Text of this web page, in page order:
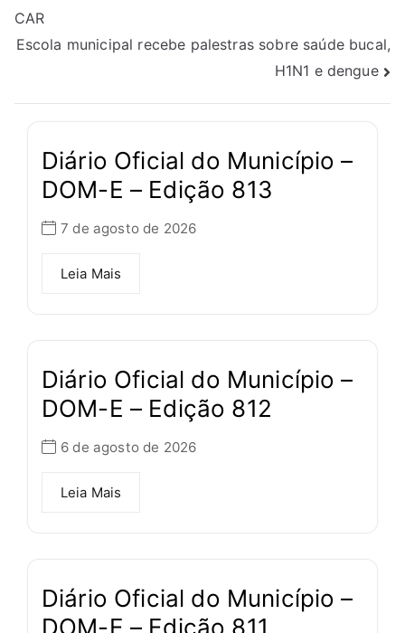
CAR
Escola municipal recebe palestras sobre saúde bucal,
H1N1 e dengue
Diário Oficial do Município –
DOM-E – Edição 813
7 de agosto de 2026
Leia Mais
Diário Oficial do Município –
DOM-E – Edição 812
6 de agosto de 2026
Leia Mais
Diário Oficial do Município –
DOM-E – Edição 811